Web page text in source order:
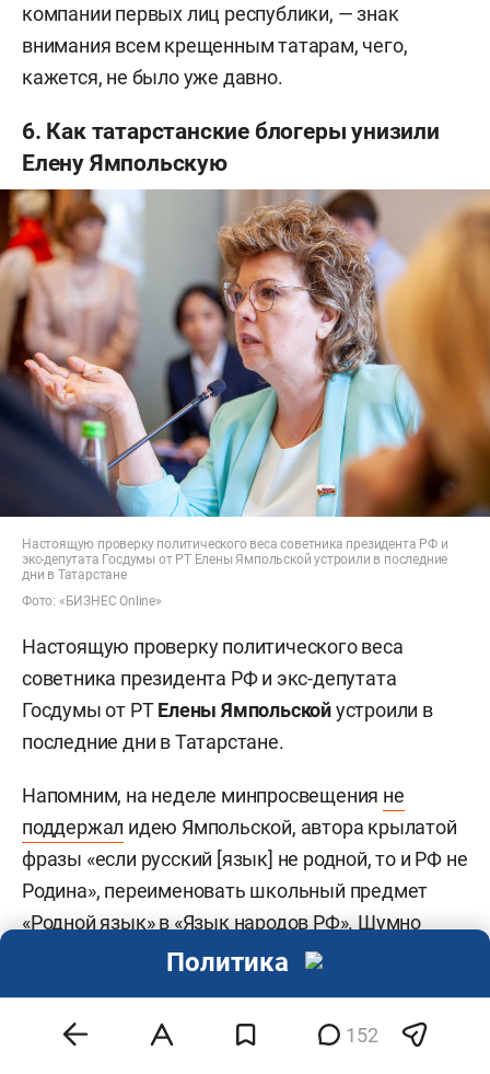
компании первых лиц республики, — знак
внимания всем крещенным татарам, чего,
кажется, не было уже давно.
6. Как татарстанские блогеры унизили
Елену Ямпольскую
Настоящую проверку политического веса советника президента РФ и
экс-депутата Госдумы от РТ Елены Ямпольской устроили в последние
дни в Татарстане
Фото: «БИЗНЕС Online»
Настоящую проверку политического веса
советника президента РФ и экс-депутата
Госдумы от РТЕлены Ямпольскойустроили в
последние дни в Татарстане.
Напомним, на неделе минпросвещения не
поддержал идею Ямпольской, автора крылатой
фразы «если русский [язык] не родной, то и РФ не
Родина», переименовать школьный предмет
«Родной язык» в «Язык народов РФ». Шумно
выступили против инициативы и в Татарстане,
конца непонятна, ведь министерство
просвещения формально «отыграло назад» еще
152
Политика